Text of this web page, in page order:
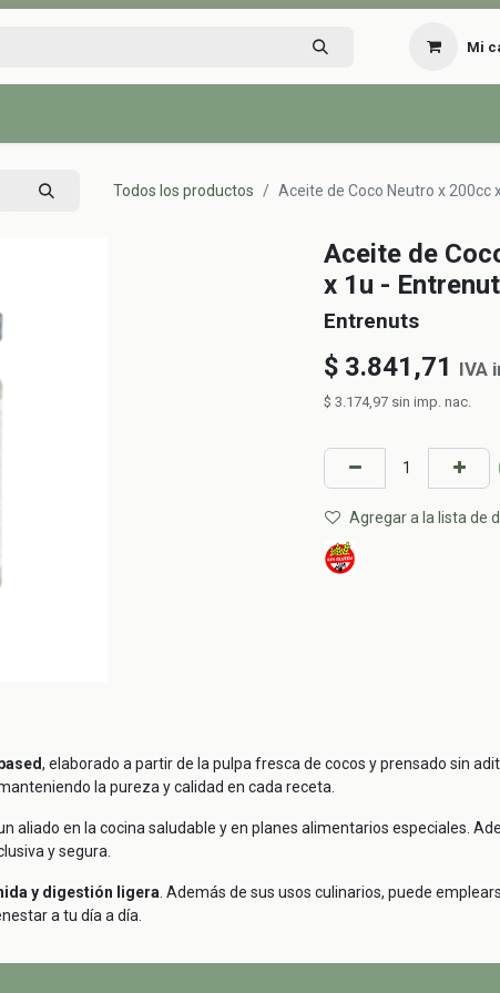
Mi
Todos los productos Aceite de Coco Neutro x 200cc
Aceite de
x 1u -
Entrenuts
$ 3.841,71 IVA
$ 3.174,97 sin imp. nac.
Agregar a la lista de
, elaborado a partir de la pulpa fresca de cocos y prensado sin
la pureza y calidad en cada receta.
aliado en la cocina saludable y en planes alimentarios especiales.
y segura.
y digestión ligera . Además de sus usos culinarios, puede
a tu día a día.